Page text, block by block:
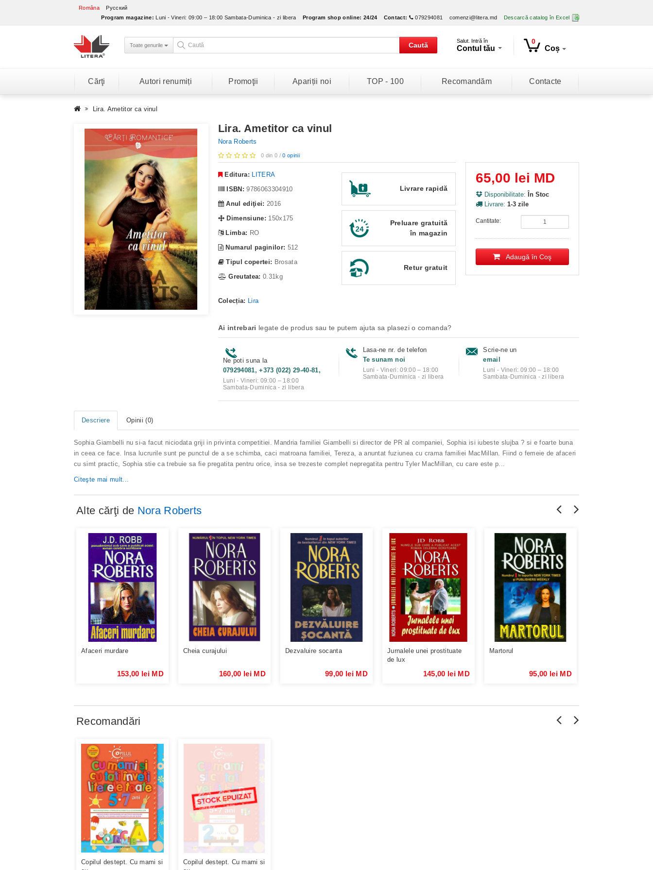
Româna
Русский
Program magazine: Luni - Vineri: 09:00 – 18:00 Sambata-Duminica - zi libera Program shop online: 24/24 Contact: 079294081 comenzi@litera.md Descarcă catalog în Excel
Toate genurile Caută
Salut. Intră în
Contul tău
0
Coș
Cărţi Autori renumiți Promoţii Apariții noi TOP - 100 Recomandăm Contacte
Lira. Ametitor ca vinul
Lira. Ametitor ca vinul
Nora Roberts
0 din 0 /0 opinii
Editura: LITERA
ISBN: 9786063304910
Anul ediţiei: 2016
Dimensiune: 150x175
Limba: RO
Numarul paginilor: 512
Tipul copertei: Brosata
Greutatea: 0.31kg
Colecția: Lira
Livrare rapidă
Preluare gratuită
în magazin
Retur gratuit
65,00 lei MD
Disponibilitate: În Stoc
Livrare: 1-3 zile
Cantitate:
Adaugă în Coş
Ai intrebari legate de produs sau te putem ajuta sa plasezi o comanda?
Ne poti suna la
079294081, +373 (022) 29-40-81,
Luni - Vineri: 09:00 – 18:00
Sambata-Duminica - zi libera
Lasa-ne nr. de telefon
Te sunam noi
Luni - Vineri: 09:00 – 18:00
Sambata-Duminica - zi libera
Scrie-ne un
email
Luni - Vineri: 09:00 – 18:00
Sambata-Duminica - zi libera
Descriere Opinii (0)
Sophia Giambelli nu si-a facut niciodata griji in privinta competitiei. Mandria familiei Giambelli si director de PR al companiei, Sophia isi iubeste slujba ? si e foarte buna
in ceea ce face. Insa lucrurile sunt pe punctul de a se schimba, caci matroana familiei, Tereza, a anuntat fuziunea cu crama familiei MacMillan. Fiind o femeie de afaceri
cu simt practic, Sophia stie ca trebuie sa fie pregatita pentru orice, insa se trezeste complet nepregatita pentru Tyler MacMillan, cu care este p...
Citeşte mai mult...
Alte cărţi de Nora Roberts
Afaceri murdare
153,00 lei MD
Cheia curajului
160,00 lei MD
Dezvaluire socanta
99,00 lei MD
Jurnalele unei prostituate
de lux
145,00 lei MD
Martorul
95,00 lei MD
Recomandări
Copilul destept. Cu mami si
Copilul destept. Cu mami si